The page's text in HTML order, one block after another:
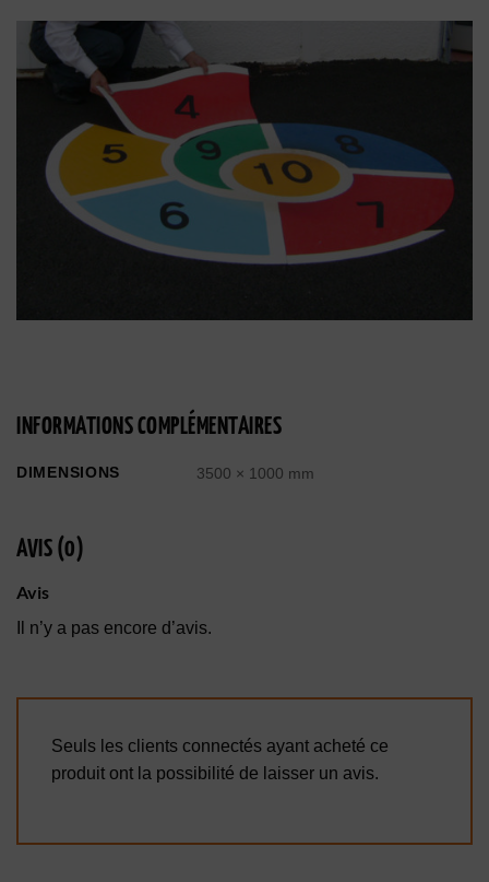
INFORMATIONS COMPLÉMENTAIRES
DIMENSIONS 3500 × 1000 mm
AVIS (0)
Avis
Il n’y a pas encore d’avis.
Seuls les clients connectés ayant acheté ce
produit ont la possibilité de laisser un avis.